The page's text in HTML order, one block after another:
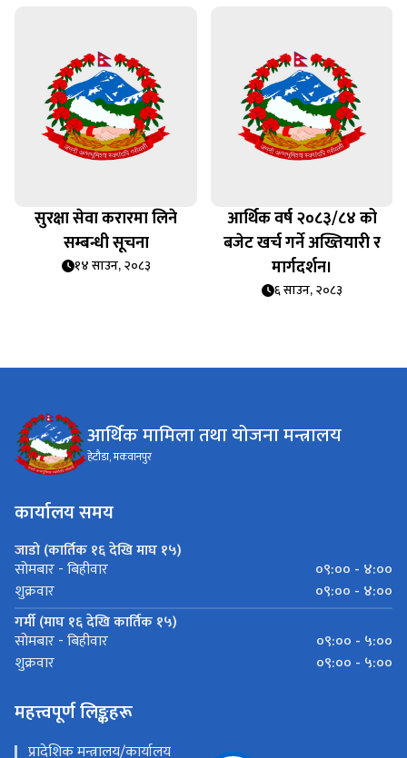
सुरक्षा सेवा करारमा लिने
सम्बन्धी सूचना
१४ साउन, २०८३
आर्थिक वर्ष २०८३/८४ को
बजेट खर्च गर्ने अख्तियारी र
मार्गदर्शन।
६ साउन, २०८३
आर्थिक मामिला तथा योजना मन्त्रालय
हेटौडा, मकवानपुर
कार्यालय समय
जाडो (कार्तिक १६ देखि माघ १५)
सोमबार - बिहीवार
०९:०० - ४:००
शुक्रवार
०९:०० - ४:००
गर्मी (माघ १६ देखि कार्तिक १५)
सोमबार - बिहीवार
०९:०० - ५:००
शुक्रवार
०९:०० - ५:००
महत्त्वपूर्ण लिङ्कहरू
प्रादेशिक मन्त्रालय/कार्यालय